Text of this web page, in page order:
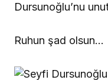
Dursunoğlu’nu
Ruhun şad olsun…